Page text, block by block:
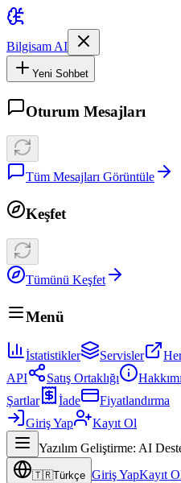
Bilgisam AI
Yeni Sohbet
Oturum Mesajları
Tüm Mesajları Görüntüle
Keşfet
Tümünü Keşfet
Menü
İstatistikler Servisler
API
Satış Ortaklığı
Şartlar
İade
Fiyatlandırma
Giriş Yap
Kayıt Ol
Yazılım Geliştirme: AI
🇹🇷Türkçe Giriş YapKayıt